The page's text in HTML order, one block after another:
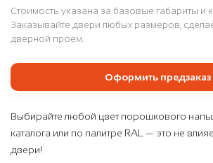
Стоимость указана за базовые габариты и
Заказывайте двери любых размеров,
дверной проем.
Оформить предзаказ
Выбирайте любой цвет порошкового
каталога или по палитре RAL — это не
двери!